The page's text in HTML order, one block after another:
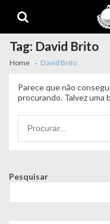
navigation
content
Tag: David Brito
Home David Brito
Parece que não
procurando. Talvez uma
por:
Pesquisar